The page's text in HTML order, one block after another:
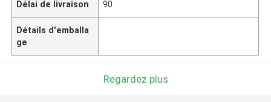
Délai de livraison 90
Détails d'emballa
ge
Regardez plus